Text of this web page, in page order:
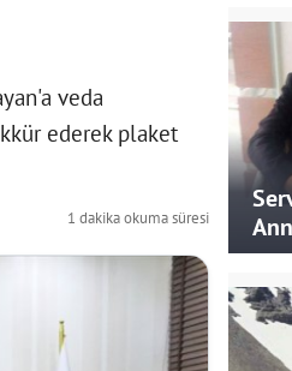
veda
ederek plaket
1 dakika okuma süresi